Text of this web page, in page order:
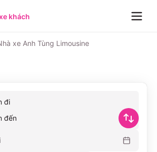
khách
xe Anh Tùng Limousine
đi
đến